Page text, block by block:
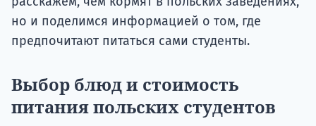
но и поделимся информацией о том, где
предпочитают питаться сами студенты.
Выбор блюд и стоимость
питания польских студентов